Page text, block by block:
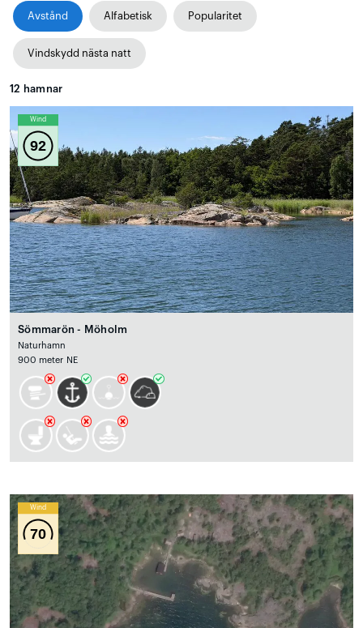
Avstånd Alfabetisk Popularitet
Vindskydd nästa natt
12 hamnar
Wind
92
Sömmarön - Möholm
Naturhamn
900 meter NE
Wind
70